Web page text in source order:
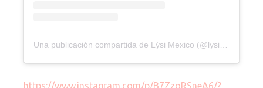
https://www.instagram.com/p/B7ZzoRSneA6/?